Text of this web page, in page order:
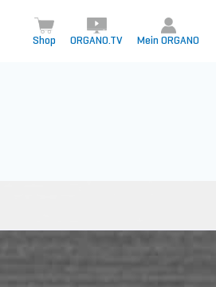
Shop ORGANO.TV Mein ORGANO